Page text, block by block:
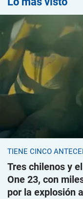
TIENE CINCO
Tres chilenos y
One 23, con
por la explosión